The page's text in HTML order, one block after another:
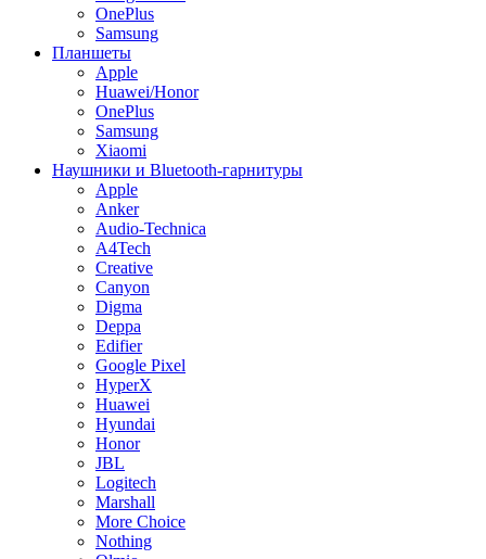
OnePlus
Samsung
Планшеты
Apple
Huawei/Honor
OnePlus
Samsung
Xiaomi
Наушники и Bluetooth-гарнитуры
Apple
Anker
Audio-Technica
A4Tech
Creative
Canyon
Digma
Deppa
Edifier
Google Pixel
HyperX
Huawei
Hyundai
Honor
JBL
Logitech
Marshall
More Choice
Nothing